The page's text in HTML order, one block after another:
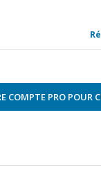
COMPTE PRO POUR